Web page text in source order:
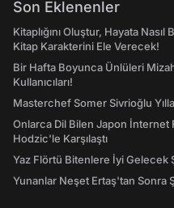
Son Eklenenler
Kitaplığını Oluştur, Hayata Nasıl
Kitap Karakterini Ele Verecek!
Bir Hafta Boyunca Ünlüleri
Kullanıcıları!
Masterchef Somer Sivrioğlu
Onlarca Dil Bilen Japon İnternet
Hodzic'le Karşılaştı
Yaz Flörtü Bitenlere İyi Gelecek
Yunanlar Neşet Ertaş'tan Sonra